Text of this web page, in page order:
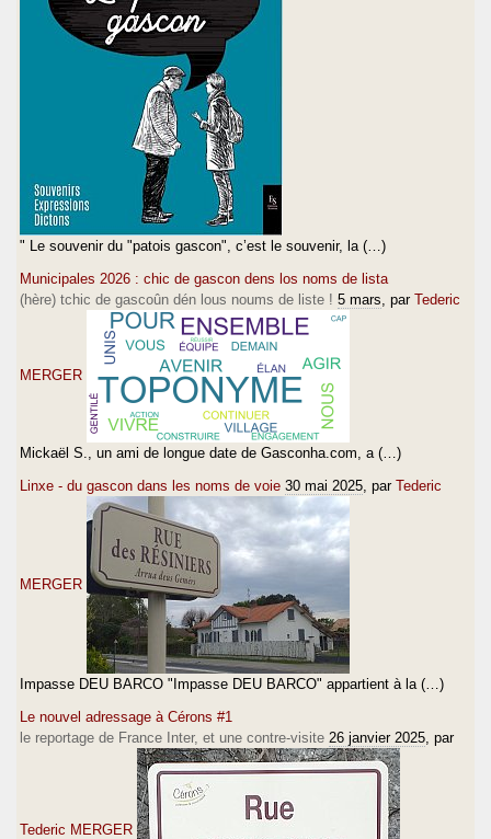
" Le souvenir du "patois gascon", c’est le souvenir, la (…)
Municipales 2026 : chic de gascon dens los noms de lista
(hère) tchic de gascoûn dén lous noums de liste ! 5 mars , par Tederic
MERGER
Mickaël S., un ami de longue date de Gasconha.com, a (…)
Linxe - du gascon dans les noms de voie 30 mai 2025 , par Tederic
MERGER
Impasse DEU BARCO "Impasse DEU BARCO" appartient à la (…)
Le nouvel adressage à Cérons #1
le reportage de France Inter, et une contre-visite 26 janvier 2025 , par
Tederic MERGER